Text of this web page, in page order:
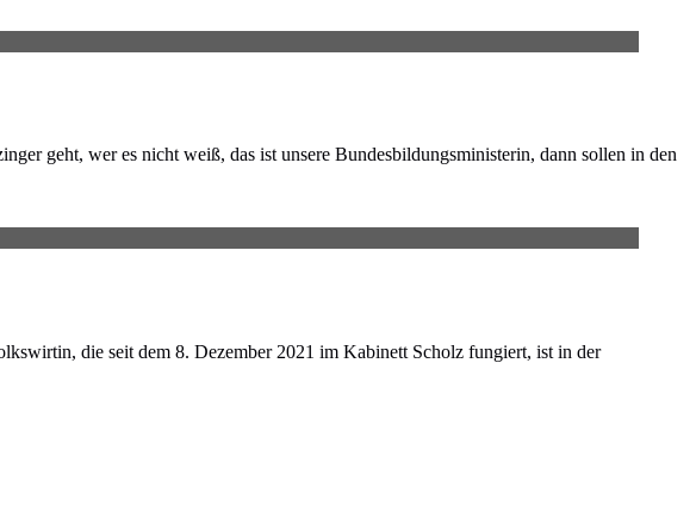
geht, wer es nicht weiß, das ist unsere Bundesbildungsministerin, dann sollen in den
die seit dem 8. Dezember 2021 im Kabinett Scholz fungiert, ist in der